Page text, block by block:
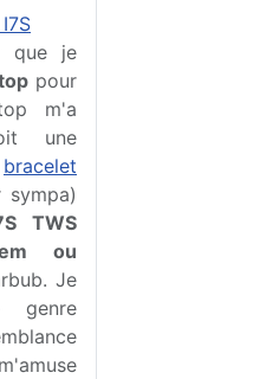
que je
pour
m'a
une
bracelet
TWS
ou
Je
genre